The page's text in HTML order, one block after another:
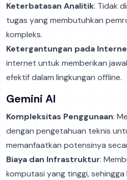
Keterbatasan Analitik: Tidak
tugas yang membutuhkan
kompleks.
Ketergantungan pada
internet untuk memberikan
efektif dalam lingkungan offline.
Gemini AI
Kompleksitas Penggunaan:
dengan pengetahuan teknis
memanfaatkan potensinya
Biaya dan Infrastruktur:
komputasi yang tinggi,